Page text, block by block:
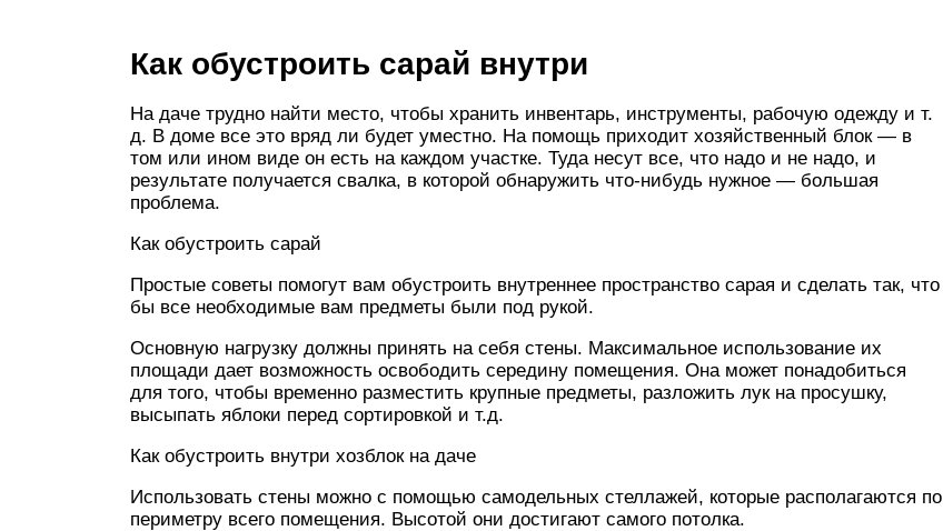
Как обустроить сарай внутри
На даче трудно найти место, чтобы хранить инвентарь, инструменты, рабочую одежду и т.
д. В доме все это вряд ли будет уместно. На помощь приходит хозяйственный блок — в
том или ином виде он есть на каждом участке. Туда несут все, что надо и не надо, и
результате получается свалка, в которой обнаружить что-нибудь нужное — большая
проблема.
Как обустроить сарай
Простые советы помогут вам обустроить внутреннее пространство сарая и сделать так, что
бы все необходимые вам предметы были под рукой.
Основную нагрузку должны принять на себя стены. Максимальное использование их
площади дает возможность освободить середину помещения. Она может понадобиться
для того, чтобы временно разместить крупные предметы, разложить лук на просушку,
высыпать яблоки перед сортировкой и т.д.
Как обустроить внутри хозблок на даче
Использовать стены можно с помощью самодельных стеллажей, которые располагаются по
периметру всего помещения. Высотой они достигают самого потолка.